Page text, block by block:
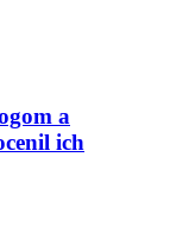
a
ich